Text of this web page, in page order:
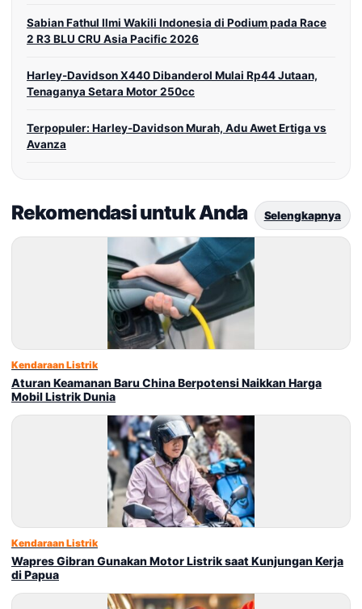
Sabian Fathul Ilmi Wakili Indonesia di Podium pada Race
2 R3 BLU CRU Asia Pacific 2026
Harley-Davidson X440 Dibanderol Mulai Rp44 Jutaan,
Tenaganya Setara Motor 250cc
Terpopuler: Harley-Davidson Murah, Adu Awet Ertiga vs
Avanza
Rekomendasi untuk Anda Selengkapnya
Kendaraan Listrik
Aturan Keamanan Baru China Berpotensi Naikkan Harga
Mobil Listrik Dunia
Kendaraan Listrik
Wapres Gibran Gunakan Motor Listrik saat Kunjungan Kerja
di Papua